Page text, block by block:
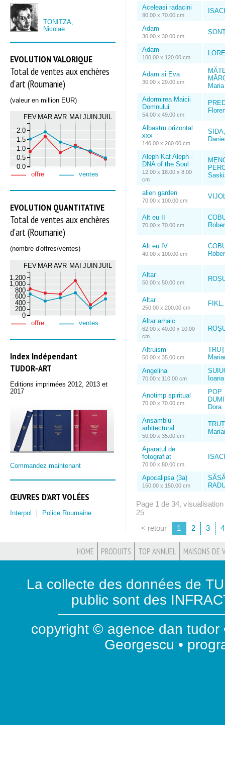
TONITZA,
Nicolae
EVOLUTION VALORIQUE
Total de ventes aux enchères
d'art (Roumanie)
(valeur en million EUR)
FEV MAR AVR MAI JUIN JUIL
0.0
0.5
1.0
1.5
2.0
offre ventes
EVOLUTION QUANTITATIVE
Total de ventes aux enchères
d'art (Roumanie)
(nombre d'offres/ventes)
FEV MAR AVR MAI JUIN JUIL
0
200
400
600
800
1,000
1,200
offre ventes
Index Indépendant
TUDOR‑ART
Editions imprimées 2012, 2013 et
2017
Commandez maintenant
ŒUVRES D'ART VOLÉES
Interpol Police Roumaine
Aceleasi radacini
90.00 x 70.00 cm
Adam
30.00 x 30.00 cm
Adam
100.00 x 120.00 cm
Adam si Eva
30.00 x 29.00 cm
Maria
Adormirea Maicii
Domnului
54.00 x 49.00 cm
Albastru orizontal
xxx
140.00 x 260.00 cm
Aleph Kaf Aleph -
DNA of the Soul
12.00 x 18.00 x 8.00
cm
alien garden
70.00 x 100.00 cm
Alt eu II
70.00 x 70.00 cm
Alt eu IV
40.00 x 100.00 cm
Altar
50.00 x 50.00 cm
Altar
250.00 x 200.00 cm
Altar arhaic
62.00 x 40.00 x 10.00
cm
Altruism
50.00 x 35.00 cm
Angelina
70.00 x 110.00 cm
Ioana
Anotimp spiritual
70.00 x 70.00 cm
POP
Dora
Ansamblu
arhitectural
50.00 x 35.00 cm
Aparatul de
fotografiat
70.00 x 80.00 cm
Apocalipsa (3a)
150.00 x 150.00 cm
Page 1 de 34,
25
< retour
1 2 3 4
HOME PRODUITS TOP ANNUEL MAISONS DE
La collecte des données de
public sont des
copyright © agence dan tudor
Georgescu •